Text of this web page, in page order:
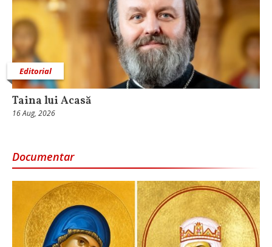
Editorial
Taina lui Acasă
16 Aug, 2026
Documentar